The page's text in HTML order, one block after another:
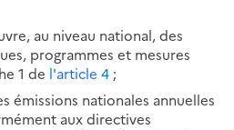
au niveau national, des
programmes et mesures
1 de l'article 4 ;
émissions nationales annuelles
aux directives